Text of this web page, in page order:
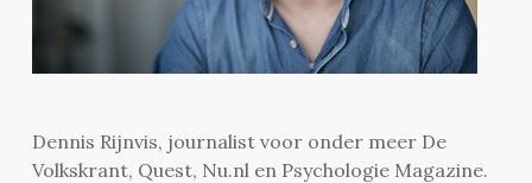
Dennis Rijnvis, journalist voor onder meer De
Volkskrant, Quest, Nu.nl en Psychologie Magazine.